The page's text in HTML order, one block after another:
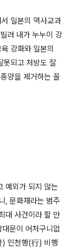
일본의 역사교과
려 내가 누누이 강
강화와 일본의
못되고 처방도 잘
양을 제거하는 꼴
예외가 되지 않는
, 문화재라는 범주
대 사건이라 할 만
문이 어처구니없
) 인천행(行) 비행